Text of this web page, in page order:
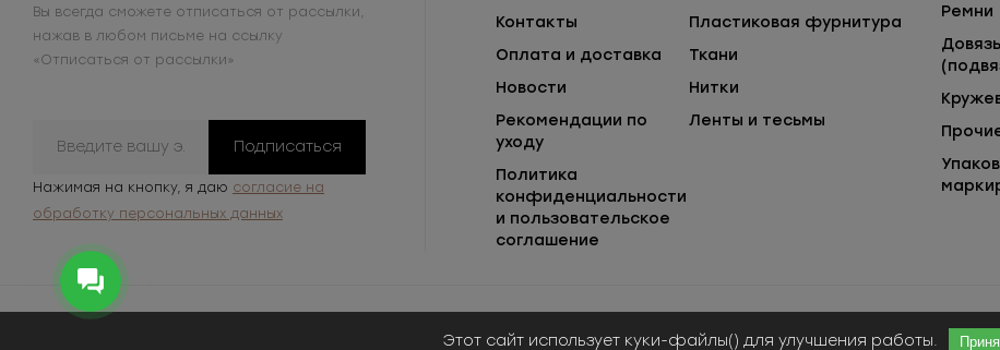
Вы всегда сможете отписаться от рассылки,
нажав в любом письме на ссылку
«Отписаться от рассылки»
Подписаться
Нажимая на кнопку, я даю согласие на
обработку персональных данных
Контакты
Оплата и доставка
Новости
Рекомендации по
уходу
Политика
конфиденциальности
и пользовательское
соглашение
Пластиковая фурнитура
Ткани
Нитки
Ленты и тесьмы
Ремни
Этот сайт использует куки-файлы() для улучшения работы.